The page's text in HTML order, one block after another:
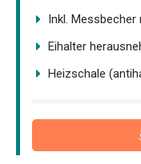
Inkl. Messbecher
Eihalter
Heizschale